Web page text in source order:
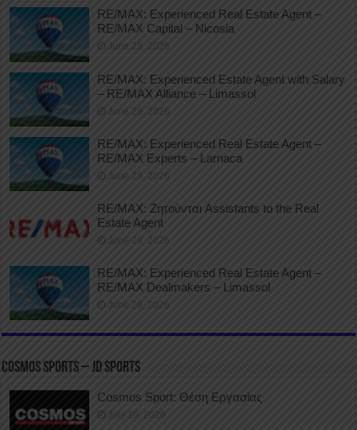
RE/MAX: Experienced Real Estate Agent –
RE/MAX Capital – Nicosia
June 29, 2026
RE/MAX: Experienced Estate Agent with Salary
– RE/MAX Alliance – Limassol
June 29, 2026
RE/MAX: Experienced Real Estate Agent –
RE/MAX Experts – Larnaca
June 29, 2026
RE/MAX: Ζητούνται Assistants to the Real
Estate Agent
June 29, 2026
RE/MAX: Experienced Real Estate Agent –
RE/MAX Dealmakers – Limassol
June 29, 2026
COSMOS SPORTS – JD SPORTS
Cosmos Sport: Θέση Εργασίας
July 10, 2026